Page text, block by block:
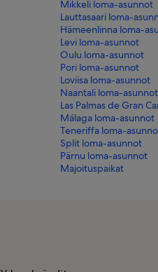
Mikkeli loma-asunnot
Lauttasaari loma-
Hämeenlinna loma-
Levi loma-asunnot
Oulu loma-asunnot
Pori loma-asunnot
Loviisa loma-asunnot
Naantali loma-asunnot
Las Palmas de Gran
Málaga loma-asunnot
Teneriffa loma-
Split loma-asunnot
Pärnu loma-asunnot
Majoituspaikat